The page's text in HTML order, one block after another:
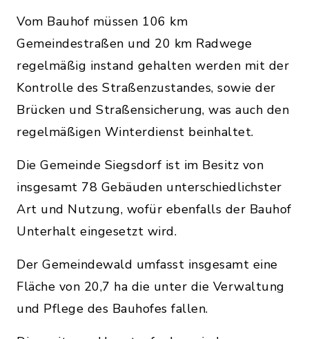
Vom Bauhof müssen 106 km
Gemeindestraßen und 20 km Radwege
regelmäßig instand gehalten werden mit der
Kontrolle des Straßenzustandes, sowie der
Brücken und Straßensicherung, was auch den
regelmäßigen Winterdienst beinhaltet.
Die Gemeinde Siegsdorf ist im Besitz von
insgesamt 78 Gebäuden unterschiedlichster
Art und Nutzung, wofür ebenfalls der Bauhof
Unterhalt eingesetzt wird.
Der Gemeindewald umfasst insgesamt eine
Fläche von 20,7 ha die unter die Verwaltung
und Pflege des Bauhofes fallen.